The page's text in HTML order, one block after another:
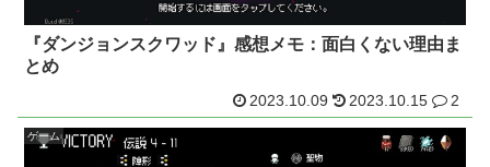
『ダンジョンスクワッド』感想メモ：面白くない理由ま
とめ
2023.10.09 2023.10.15 2
ゲーム